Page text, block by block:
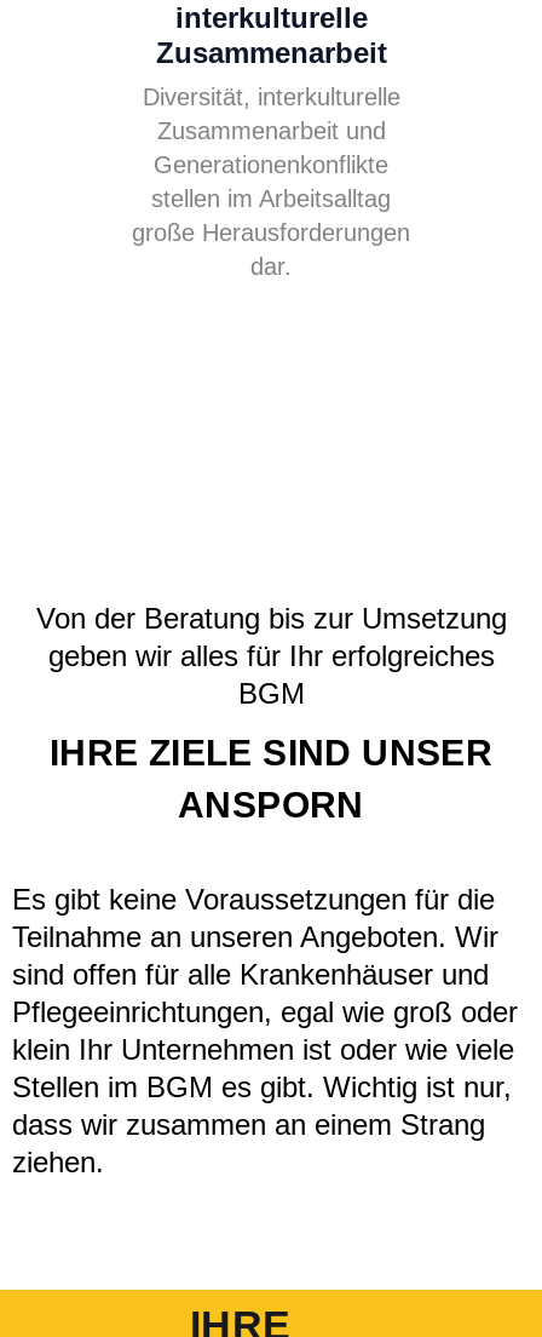
interkulturelle
Zusammenarbeit
Diversität, interkulturelle
Zusammenarbeit und
Generationenkonflikte
stellen im Arbeitsalltag
große Herausforderungen
dar.
Von der Beratung bis zur Umsetzung
geben wir alles für Ihr erfolgreiches
BGM
IHRE ZIELE SIND UNSER
ANSPORN
Es gibt keine Voraussetzungen für die
Teilnahme an unseren Angeboten. Wir
sind offen für alle Krankenhäuser und
Pflegeeinrichtungen, egal wie groß oder
klein Ihr Unternehmen ist oder wie viele
Stellen im BGM es gibt. Wichtig ist nur,
dass wir zusammen an einem Strang
ziehen.
IHRE